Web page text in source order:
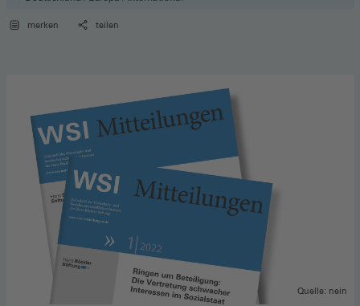
merken teilen
Quelle: nein